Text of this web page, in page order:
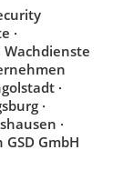
·
Wachdienste
·
·
·
GmbH